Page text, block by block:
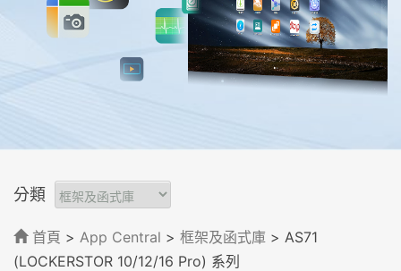
分類
首頁 > App Central > 框架及函式庫 > AS71
(LOCKERSTOR 10/12/16 Pro) 系列